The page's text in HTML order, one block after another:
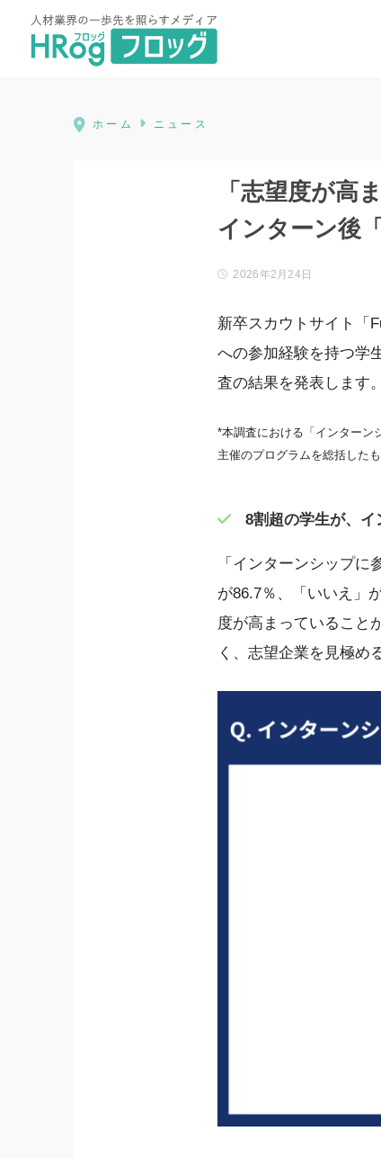
HRog | 人材業界の一歩先を照ら
ホーム ニュース
「志望度が高
インターン後
2026年2月24日
新卒スカウトサイト「
への参加経験を持つ学
査の結果を発表します
*本調査における「インターン
主催のプログラムを総括したも
8割超の学生が、
「インターンシップ
が86.7％、「いいえ」
度が高まっていること
く、志望企業を見極め